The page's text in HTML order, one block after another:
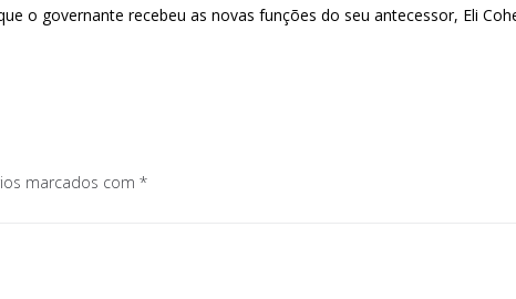
o governante recebeu as novas funções do seu antecessor, Eli
marcados com *